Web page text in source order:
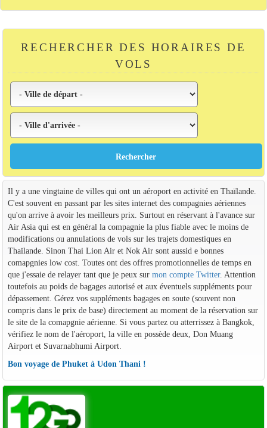
RECHERCHER DES HORAIRES DE
VOLS
Il y a une vingtaine de villes qui ont un aéroport en activité en Thaïlande.
C'est souvent en passant par les sites internet des compagnies aériennes
qu'on arrive à avoir les meilleurs prix. Surtout en réservant à l'avance sur
Air Asia qui est en général la compagnie la plus fiable avec le moins de
modifications ou annulations de vols sur les trajets domestiques en
Thaïlande. Sinon Thai Lion Air et Nok Air sont aussid e bonnes
comapgnies low cost. Toutes ont des offres promotionnelles de temps en
que j'essaie de relayer tant que je peux sur mon compte Twitter. Attention
toutefois au poids de bagages autorisé et aux éventuels suppléments pour
dépassement. Gérez vos suppléments bagages en soute (souvent non
compris dans le prix de base) directement au moment de la réservation sur
le site de la comapgnie aérienne. Si vous partez ou atterrissez à Bangkok,
vérifiez le nom de l'aéroport, la ville en possède deux, Don Muang
Airport et Suvarnabhumi Airport.
Bon voyage de Phuket à Udon Thani !